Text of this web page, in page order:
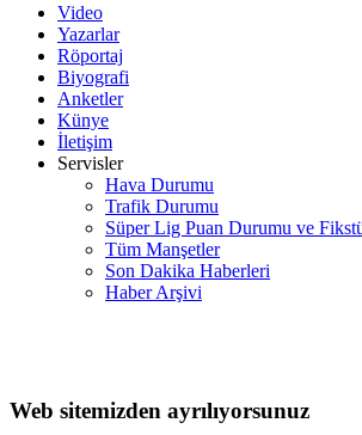
Video
Yazarlar
Röportaj
Biyografi
Anketler
Künye
İletişim
Servisler
Hava Durumu
Trafik Durumu
Süper Lig Puan Durumu ve
Tüm Manşetler
Son Dakika Haberleri
Haber Arşivi
Web sitemizden ayrılıyorsunuz